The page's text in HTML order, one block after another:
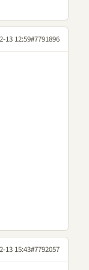
13 12:59#7791896
13 15:43#7792057